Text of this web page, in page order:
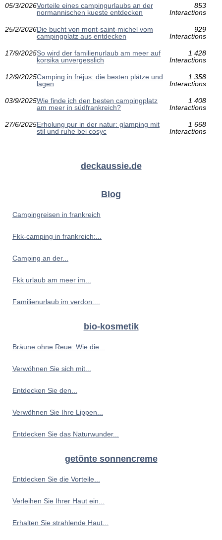
05/3/2026Vorteile eines campingurlaubs an der
normannischen kueste entdecken
853
Interactions
25/2/2026Die bucht von mont-saint-michel vom
campingplatz aus entdecken
929
Interactions
17/9/2025So wird der familienurlaub am meer auf
korsika unvergesslich
1 428
Interactions
12/9/2025Camping in fréjus: die besten plätze und
lagen
1 358
Interactions
03/9/2025Wie finde ich den besten campingplatz
am meer in südfrankreich?
1 408
Interactions
27/6/2025Erholung pur in der natur: glamping mit
stil und ruhe bei cosyc
1 668
Interactions
deckaussie.de
Blog
Campingreisen in frankreich
Fkk-camping in frankreich:...
Camping an der...
Fkk urlaub am meer im...
Familienurlaub im verdon:...
bio-kosmetik
Bräune ohne Reue: Wie die...
Verwöhnen Sie sich mit...
Entdecken Sie den...
Verwöhnen Sie Ihre Lippen...
Entdecken Sie das Naturwunder...
getönte sonnencreme
Entdecken Sie die Vorteile...
Verleihen Sie Ihrer Haut ein...
Erhalten Sie strahlende Haut...